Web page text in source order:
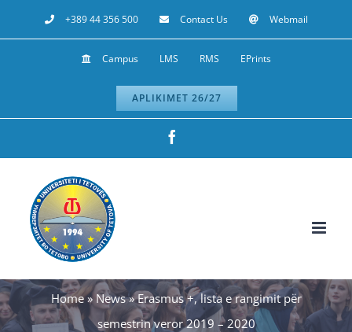
to
+389 44 356 500 Contact Us Webmail
Campus LMS RMS EPrints
APLIKIMET 26/27
Home» News»Erasmus +, lista e rangimit për
semestrin veror 2019 – 2020